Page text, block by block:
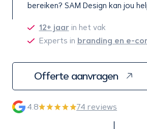
bereiken? SAM Design kan jou
12+ jaarin het vak
Experts in branding en e-
Offerte aanvragen
4.8 74 reviews